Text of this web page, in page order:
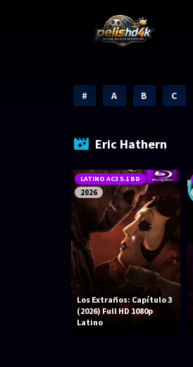
# A B C
Eric Hathern
LATINO AC3 5.1 BD
2026
Los Extraños: Capítulo 3
(2026) Full HD 1080p
Latino